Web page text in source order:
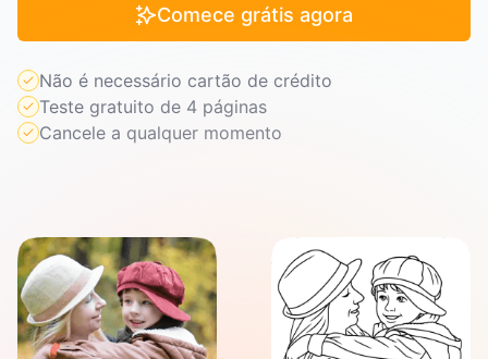
Comece grátis agora
Não é necessário cartão de crédito
Teste gratuito de 4 páginas
Cancele a qualquer momento